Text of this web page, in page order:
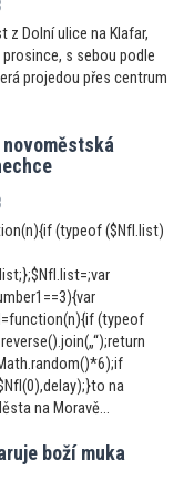
z Dolní ulice na Klafar,
s sebou podle
projedou přes centrum
(typeof ($NfI.list)
(typeof
na
na Moravě...
boží muka